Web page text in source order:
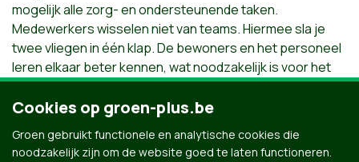
mogelijk alle zorg- en ondersteunende taken.
Medewerkers wisselen niet van teams. Hiermee sla je
twee vliegen in één klap. De bewoners en het personeel
leren elkaar beter kennen, wat noodzakelijk is voor het
creëren van een warm en vertrouwd thuisgevoel voor de
bewoner en het versterkt de werkbaarheid van de jobs.
bovendien kleiner dat bewoners en personeel COVID-19
Cookies op groen-plus.be
Groen gebruikt functionele en analytische cookies die
noodzakelijk zijn om de website goed te laten functioneren.